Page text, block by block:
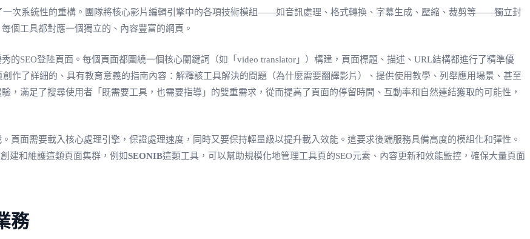
一次系統性的重構。團隊將核心影片編輯引擎中的各項技術模組——如音訊處理、格式轉換、字幕生成、壓縮、裁剪等——獨立封
個工具都對應一個獨立的、內容豐富的網頁。
的SEO登陸頁面。每個頁面都圍繞一個核心關鍵詞（如「video translator」）構建，頁面標題、描述、URL結構都進行了精準優
作了詳細的、具有教育意義的指南內容：解釋該工具解決的問題（為什麼需要翻譯影片）、提供使用教學、列舉應用場景、甚至
，滿足了搜尋使用者「既需要工具，也需要指導」的雙重需求，從而提高了頁面的停留時間、互動率和自然連結獲取的可能性，
頁面需要載入核心處理引擎，保證處理速度，同時又要保持輕量級以提升載入效能。這要求後端服務具備高度的模組化和彈性。
建和維護這類頁面集群，例如SEONIB這類工具，可以幫助規模化地管理工具頁的SEO元素、內容更新和效能監控，確保大量頁面
務